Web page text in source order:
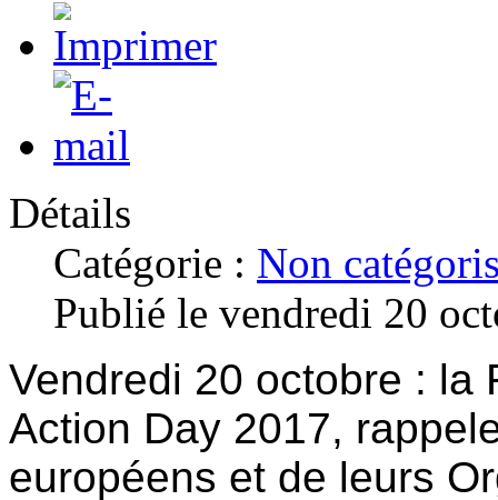
Détails
Catégorie : Non
Publié le vendredi 20
Vendredi 20 octobre : la
Action Day 2017,
européens et de leurs